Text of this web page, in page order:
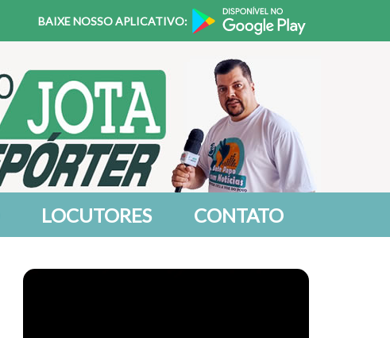
BAIXE NOSSO APLICATIVO:
LOCUTORES CONTATO